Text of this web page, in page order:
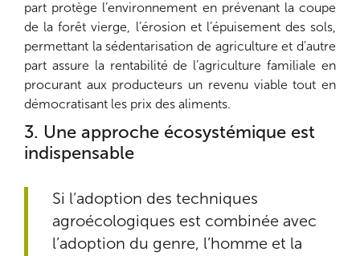
part protège l’environnement en prévenant la coupe
de la forêt vierge, l’érosion et l’épuisement des sols,
permettant la sédentarisation de agriculture et d'autre
part assure la rentabilité de l’agriculture familiale en
procurant aux producteurs un revenu viable tout en
démocratisant les prix des aliments.
3. Une approche écosystémique est
indispensable
Si l’adoption des techniques
agroécologiques est combinée avec
l’adoption du genre, l’homme et la